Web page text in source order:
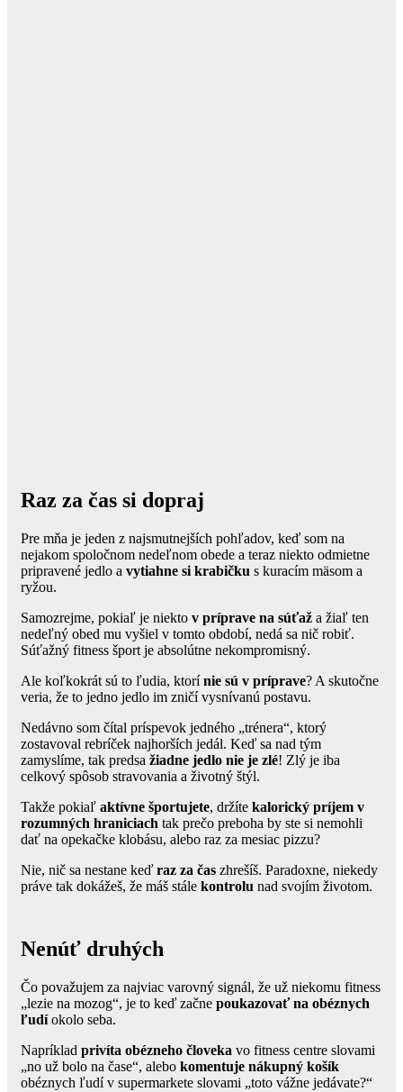
Raz za čas si dopraj
Pre mňa je jeden z najsmutnejších pohľadov, keď som na
nejakom spoločnom nedeľnom obede a teraz niekto odmietne
pripravené jedlo a vytiahne si krabičku s kuracím mäsom a
ryžou.
Samozrejme, pokiaľ je niekto v príprave na súťaž a žiaľ ten
nedeľný obed mu vyšiel v tomto období, nedá sa nič robiť.
Súťažný fitness šport je absolútne nekompromisný.
Ale koľkokrát sú to ľudia, ktorínie sú v príprave? A skutočne
veria, že to jedno jedlo im zničí vysnívanú postavu.
Nedávno som čítal príspevok jedného „trénera“, ktorý
zostavoval rebríček najhorších jedál. Keď sa nad tým
zamyslíme, tak predsa žiadne jedlo nie je zlé! Zlý je iba
celkový spôsob stravovania a životný štýl.
Takže pokiaľ aktívne športujete, držíte kalorický príjem v
rozumných hraniciach tak prečo preboha by ste si nemohli
dať na opekačke klobásu, alebo raz za mesiac pizzu?
Nie, nič sa nestane keď raz za čas zhrešíš. Paradoxne, niekedy
práve tak dokážeš, že máš stále kontrolu nad svojím životom.
Nenúť druhých
Čo považujem za najviac varovný signál, že už niekomu fitness
„lezie na mozog“, je to keď začne poukazovať na obéznych
ľudíokolo seba.
Napríklad privíta obézneho človeka vo fitness centre slovami
„no už bolo na čase“, alebo komentuje nákupný košík
obéznych ľudí v supermarkete slovami „toto vážne jedávate?“